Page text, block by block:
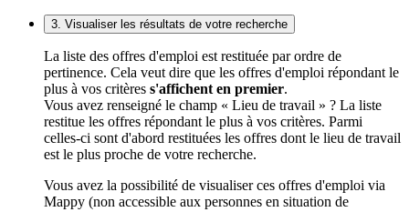
3. Visualiser les résultats de votre recherche
La liste des offres d'emploi est restituée par ordre de
pertinence. Cela veut dire que les offres d'emploi répondant le
plus à vos critères s'affichent en premier.
Vous avez renseigné le champ « Lieu de travail » ? La liste
restitue les offres répondant le plus à vos critères. Parmi
celles-ci sont d'abord restituées les offres dont le lieu de travail
est le plus proche de votre recherche.
Vous avez la possibilité de visualiser ces offres d'emploi via
Mappy (non accessible aux personnes en situation de